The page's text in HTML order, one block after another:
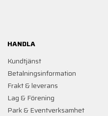
HANDLA
Kundtjänst
Betalningsinformation
Frakt & leverans
Lag & Förening
Park & Eventverksamhet